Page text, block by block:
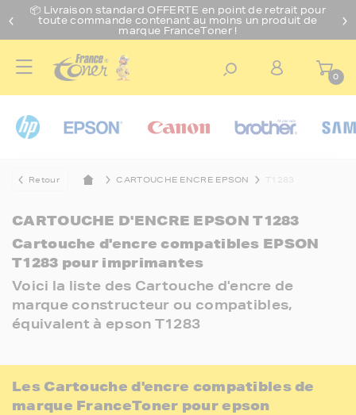
📦 Livraison standard OFFERTE en point de retrait pour
toute commande contenant au moins un produit de
marque FranceToner !
0
Retour CARTOUCHE ENCRE EPSON T1283
CARTOUCHE D'ENCRE EPSON T1283
Cartouche d'encre compatibles EPSON
T1283 pour imprimantes
Voici la liste des Cartouche d'encre de
marque constructeur ou compatibles,
équivalent à epson T1283
Les Cartouche d'encre compatibles de
marque FranceToner pour epson